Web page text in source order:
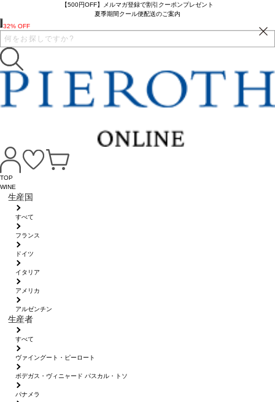
【500円OFF】メルマガ登録で割引クーポンプレゼント
夏季期間クール便配送のご案内
TOP
WINE
生産国
すべて
フランス
ドイツ
イタリア
アメリカ
アルゼンチン
生産者
すべて
ヴァイングート・ピーロート
ボデガス・ヴィニャード パスカル・トソ
パナメラ
32% OFF